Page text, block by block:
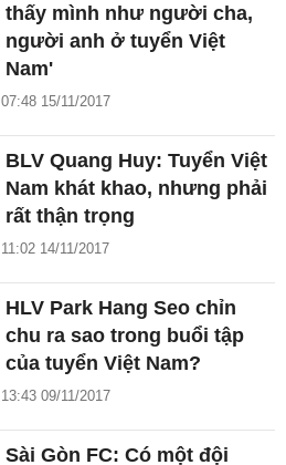
thấy mình như người cha,
người anh ở tuyển Việt
Nam'
07:48 15/11/2017
BLV Quang Huy: Tuyển Việt
Nam khát khao, nhưng phải
rất thận trọng
11:02 14/11/2017
HLV Park Hang Seo chỉn
chu ra sao trong buổi tập
của tuyển Việt Nam?
13:43 09/11/2017
Sài Gòn FC: Có một đội